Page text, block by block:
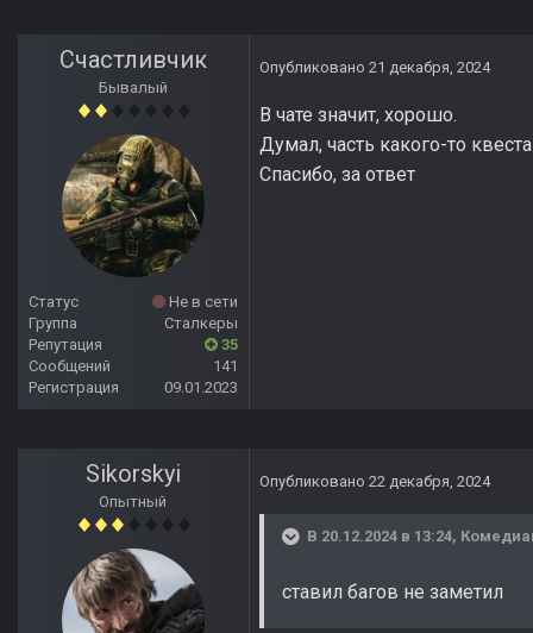
Счастливчик
Бывалый
Статус
Не в сети
Группа
Сталкеры
Репутация
35
Сообщений
141
Регистрация
09.01.2023
Опубликовано 21 декабря, 2024
В чате значит, хорошо.
Думал, часть какого-то
Спасибо, за ответ
Sikorskyi
Опытный
Опубликовано 22 декабря, 2024
В 20.12.2024 в 13:24,
ставил багов не заметил